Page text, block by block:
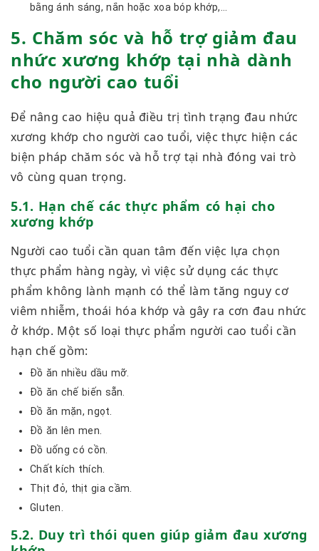
bằng ánh sáng, nắn hoặc xoa bóp khớp,…
5. Chăm sóc và hỗ trợ giảm đau
nhức xương khớp tại nhà dành
cho người cao tuổi
Để nâng cao hiệu quả điều trị tình trạng đau nhức
xương khớp cho người cao tuổi, việc thực hiện các
biện pháp chăm sóc và hỗ trợ tại nhà đóng vai trò
vô cùng quan trọng.
5.1. Hạn chế các thực phẩm có hại cho
xương khớp
Người cao tuổi cần quan tâm đến việc lựa chọn
thực phẩm hàng ngày, vì việc sử dụng các thực
phẩm không lành mạnh có thể làm tăng nguy cơ
viêm nhiễm, thoái hóa khớp và gây ra cơn đau nhức
ở khớp. Một số loại thực phẩm người cao tuổi cần
hạn chế gồm:
Đồ ăn nhiều dầu mỡ.
Đồ ăn chế biến sẵn.
Đồ ăn mặn, ngọt.
Đồ ăn lên men.
Đồ uống có cồn.
Chất kích thích.
Thịt đỏ, thịt gia cầm.
Gluten.
5.2. Duy trì thói quen giúp giảm đau xương